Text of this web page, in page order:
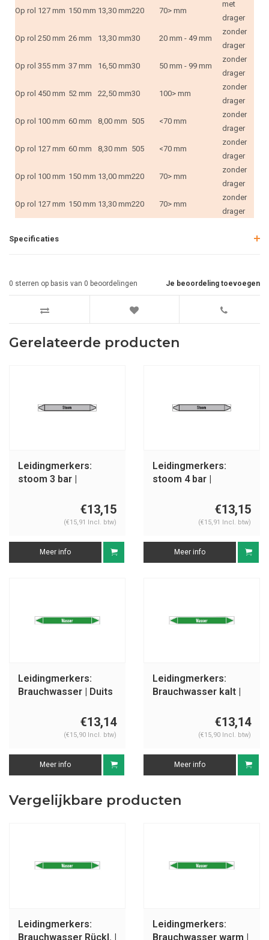
Op rol 127 mm 150 mm 13,30 mm220 70> mm
met
drager
Op rol 250 mm 26 mm 13,30 mm30 20 mm - 49 mm
zonder
drager
Op rol 355 mm 37 mm 16,50 mm30 50 mm - 99 mm
zonder
drager
Op rol 450 mm 52 mm 22,50 mm30 100> mm
zonder
drager
Op rol 100 mm 60 mm 8,00 mm 505 <70 mm
zonder
drager
Op rol 127 mm 60 mm 8,30 mm 505 <70 mm
zonder
drager
Op rol 100 mm 150 mm 13,00 mm220 70> mm
zonder
drager
Op rol 127 mm 150 mm 13,30 mm220 70> mm
zonder
drager
Specificaties
Je beoordeling toevoegen
0 sterren op basis van 0 beoordelingen
Gerelateerde producten
Leidingmerkers:
stoom 3 bar |
€13,15
(€15,91 Incl. btw)
Meer info
Leidingmerkers:
stoom 4 bar |
€13,15
(€15,91 Incl. btw)
Meer info
Leidingmerkers:
Brauchwasser | Duits
€13,14
(€15,90 Incl. btw)
Meer info
Leidingmerkers:
Brauchwasser kalt |
€13,14
(€15,90 Incl. btw)
Meer info
Vergelijkbare producten
Leidingmerkers:
Brauchwasser Rückl. |
Leidingmerkers:
Brauchwasser warm |